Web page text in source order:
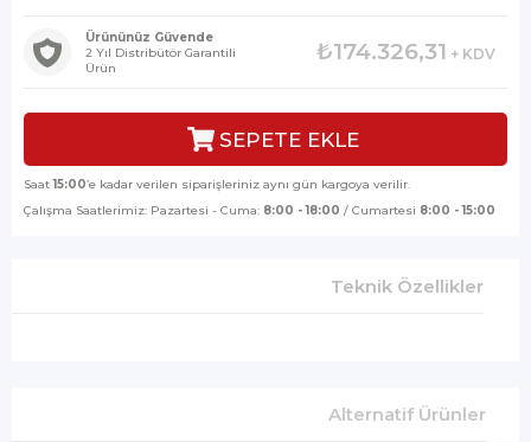
Ürününüz Güvende
2 Yıl Distribütör Garantili
Ürün
₺174.326,31 + KDV
Saat15:00’e kadar verilen siparişleriniz aynı gün kargoya verilir.
Çalışma Saatlerimiz: Pazartesi - Cuma: 8:00 - 18:00 / Cumartesi 8:00 - 15:00
Teknik Özellikler